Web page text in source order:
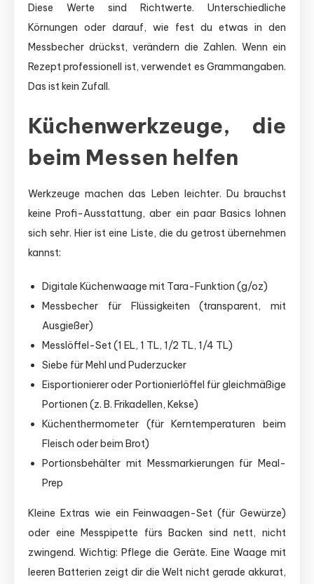
Diese Werte sind Richtwerte. Unterschiedliche
Körnungen oder darauf, wie fest du etwas in den
Messbecher drückst, verändern die Zahlen. Wenn ein
Rezept professionell ist, verwendet es Grammangaben.
Das ist kein Zufall.
Küchenwerkzeuge, die
beim Messen helfen
Werkzeuge machen das Leben leichter. Du brauchst
keine Profi-Ausstattung, aber ein paar Basics lohnen
sich sehr. Hier ist eine Liste, die du getrost übernehmen
kannst:
Digitale Küchenwaage mit Tara-Funktion (g/oz)
Messbecher für Flüssigkeiten (transparent, mit
Ausgießer)
Messlöffel-Set (1 EL, 1 TL, 1/2 TL, 1/4 TL)
Siebe für Mehl und Puderzucker
Eisportionierer oder Portionierlöffel für gleichmäßige
Portionen (z. B. Frikadellen, Kekse)
Küchenthermometer (für Kerntemperaturen beim
Fleisch oder beim Brot)
Portionsbehälter mit Messmarkierungen für Meal-
Prep
Kleine Extras wie ein Feinwaagen-Set (für Gewürze)
oder eine Messpipette fürs Backen sind nett, nicht
zwingend. Wichtig: Pflege die Geräte. Eine Waage mit
leeren Batterien zeigt dir die Welt nicht gerade akkurat,